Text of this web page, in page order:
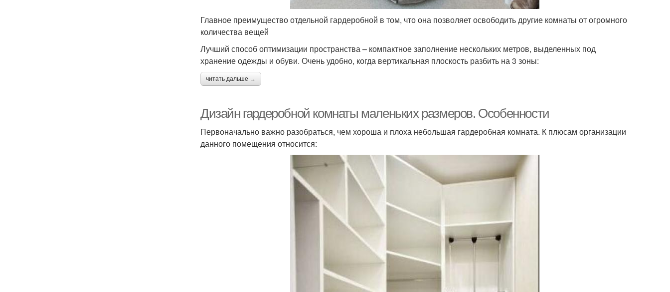
Главное преимущество отдельной гардеробной в том, что она позволяет освободить другие комнаты от огромного
количества вещей
Лучший способ оптимизации пространства – компактное заполнение нескольких метров, выделенных под
хранение одежды и обуви. Очень удобно, когда вертикальная плоскость разбить на 3 зоны:
читать дальше →
Дизайн гардеробной комнаты маленьких размеров. Особенности
Первоначально важно разобраться, чем хороша и плоха небольшая гардеробная комната. К плюсам организации
данного помещения относится: